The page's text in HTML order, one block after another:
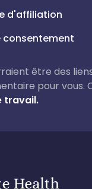
d'affiliation
consentement
être des
pour
travail.